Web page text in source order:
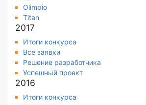
Olimpio
Titan
2017
Итоги конкурса
Все заявки
Решение разработчика
Успешный проект
2016
Итоги конкурса